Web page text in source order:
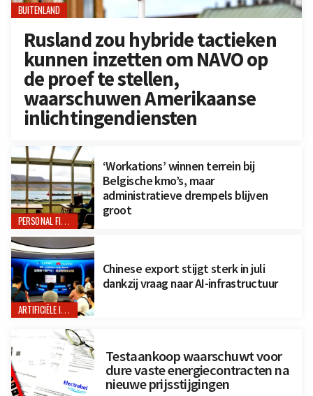
BUITENLAND
Rusland zou hybride tactieken
kunnen inzetten om NAVO op
de proef te stellen,
waarschuwen Amerikaanse
inlichtingendiensten
PERSONAL FINANCE
‘Workations’ winnen terrein bij
Belgische kmo’s, maar
administratieve drempels blijven
groot
ARTIFICIËLE INTELLIGENTIE
Chinese export stijgt sterk in juli
dankzij vraag naar AI-infrastructuur
Testaankoop waarschuwt voor
dure vaste energiecontracten na
nieuwe prijsstijgingen